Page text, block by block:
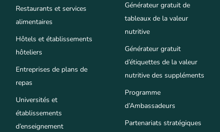
Restaurants et services
alimentaires
Hôtels et établissements
hôteliers
Entreprises de plans de
repas
Universités et
établissements
d’enseignement
Générateur gratuit de
tableaux de la valeur
nutritive
Générateur gratuit
d’étiquettes de la valeur
nutritive des suppléments
Programme
d’Ambassadeurs
Partenariats stratégiques